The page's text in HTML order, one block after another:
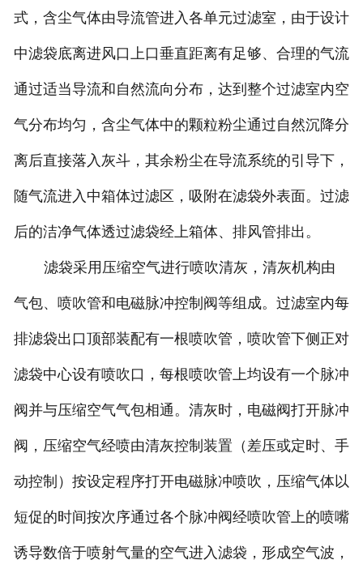
式，含尘气体由导流管进入各单元过滤室，由于设计
中滤袋底离进风口上口垂直距离有足够、合理的气流
通过适当导流和自然流向分布，达到整个过滤室内空
气分布均匀，含尘气体中的颗粒粉尘通过自然沉降分
离后直接落入灰斗，其余粉尘在导流系统的引导下，
随气流进入中箱体过滤区，吸附在滤袋外表面。过滤
后的洁净气体透过滤袋经上箱体、排风管排出。
滤袋采用压缩空气进行喷吹清灰，清灰机构由
气包、喷吹管和电磁脉冲控制阀等组成。过滤室内每
排滤袋出口顶部装配有一根喷吹管，喷吹管下侧正对
滤袋中心设有喷吹口，每根喷吹管上均设有一个脉冲
阀并与压缩空气气包相通。清灰时，电磁阀打开脉冲
阀，压缩空气经喷由清灰控制装置（差压或定时、手
动控制）按设定程序打开电磁脉冲喷吹，压缩气体以
短促的时间按次序通过各个脉冲阀经喷吹管上的喷嘴
诱导数倍于喷射气量的空气进入滤袋，形成空气波，